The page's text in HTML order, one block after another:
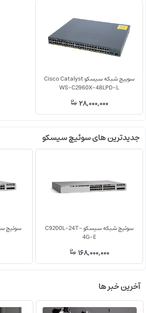
سوییچ شبکه سیسکو Cisco Catalyst
WS-C2960X-48LPD-L
28,000,000
جدیدترین های سوئیچ سیسکو
سوئیچ شبکه سیسکو C9200L-24T-
4G-E
168,000,000
آخرین خبر ها